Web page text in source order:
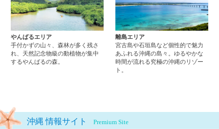
やんばるエリア
手付かずの山々、森林が多く残さ
れ、天然記念物級の動植物が集中
するやんばるの森。
離島エリア
宮古島や石垣島など個性的で魅力
あふれる沖縄の島々。ゆるやかな
時間が流れる究極の沖縄のリゾー
ト。
沖縄 情報サイト Premium Site